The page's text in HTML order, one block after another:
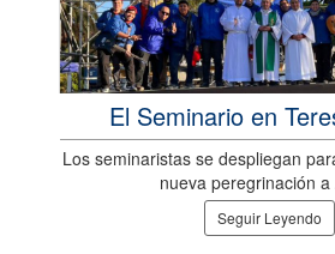
El Seminario en
Los seminaristas se despliegan
nueva peregrinación a
Seguir Leyendo